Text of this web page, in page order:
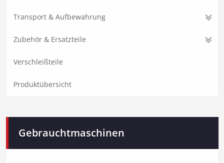
Transport & Aufbewahrung
Zubehör & Ersatzteile
Verschleißteile
Produktübersicht
Gebrauchtmaschinen